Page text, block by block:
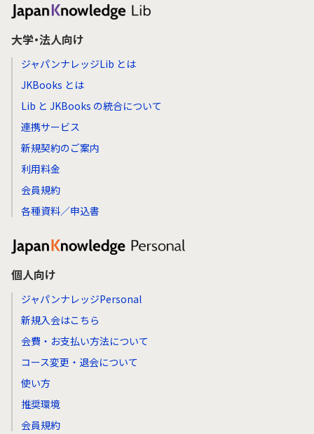
大学・法人向け
ジャパンナレッジLib とは
JKBooks とは
Lib と JKBooks の統合について
連携サービス
新規契約のご案内
利用料金
会員規約
各種資料／申込書
個人向け
ジャパンナレッジPersonal
新規入会はこちら
会費・お支払い方法について
コース変更・退会について
使い方
推奨環境
会員規約